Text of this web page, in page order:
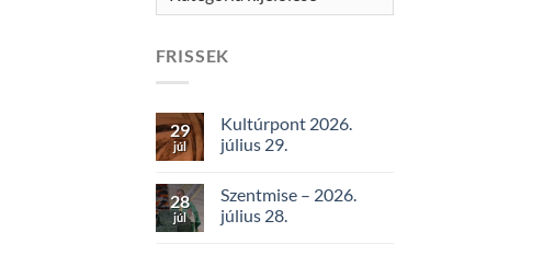
FRISSEK
29
júl
Kultúrpont 2026.
július 29.
28
júl
Szentmise – 2026.
július 28.